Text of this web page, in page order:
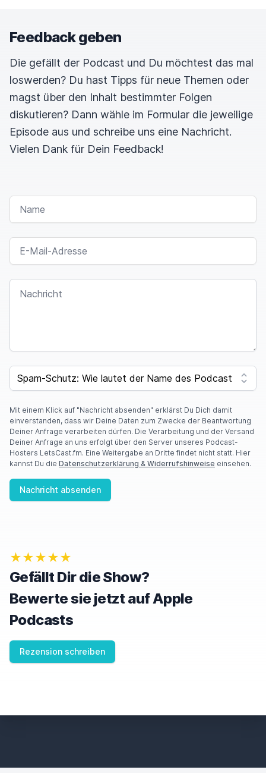
Feedback geben
Die gefällt der Podcast und Du möchtest das mal
loswerden? Du hast Tipps für neue Themen oder
magst über den Inhalt bestimmter Folgen
diskutieren? Dann wähle im Formular die jeweilige
Episode aus und schreibe uns eine Nachricht.
Vielen Dank für Dein Feedback!
NAME
E-MAIL-ADRESSE
NACHRICHT
SPAM CAPTCHA
Mit einem Klick auf "Nachricht absenden" erklärst Du Dich damit
einverstanden, dass wir Deine Daten zum Zwecke der Beantwortung
Deiner Anfrage verarbeiten dürfen. Die Verarbeitung und der Versand
Deiner Anfrage an uns erfolgt über den Server unseres Podcast-
Hosters LetsCast.fm. Eine Weitergabe an Dritte findet nicht statt. Hier
kannst Du die Datenschutzerklärung & Widerrufshinweise einsehen.
Nachricht absenden
★★★★★
Gefällt Dir die Show?
Bewerte sie jetzt auf Apple
Podcasts
Rezension schreiben